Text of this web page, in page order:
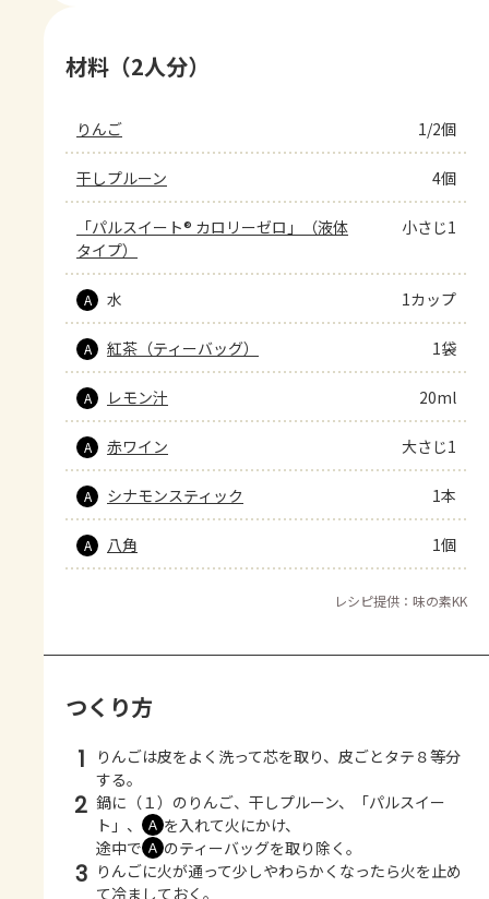
材料（2人分）
りんご 1/2個
干しプルーン 4個
「パルスイート® カロリーゼロ」（液体
タイプ）
小さじ1
A 水 1カップ
A 紅茶（ティーバッグ） 1袋
A レモン汁 20ml
A 赤ワイン 大さじ1
A シナモンスティック 1本
A 八角 1個
レシピ提供：味の素KK
つくり方
1
りんごは皮をよく洗って芯を取り、皮ごとタテ８等分
する。
2 鍋に（１）のりんご、干しプルーン、「パルスイー
ト」、
Ａ を入れて火にかけ、
途中で Ａ のティーバッグを取り除く。
3 りんごに火が通って少しやわらかくなったら火を止め
て冷ましておく。